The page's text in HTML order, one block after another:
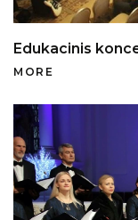
Edukacinis
MORE